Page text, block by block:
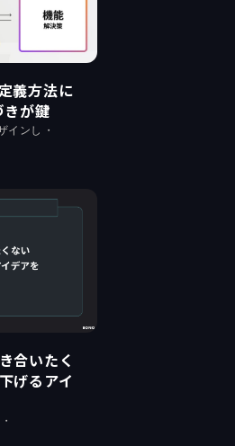
義方法に
が鍵
インし ・
合いたく
げるアイ
・